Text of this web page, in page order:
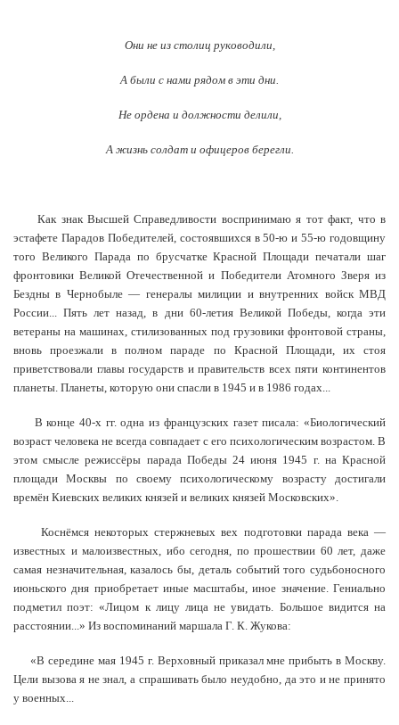
Они не из столиц руководили,
А были с нами рядом в эти дни.
Не ордена и должности делили,
А жизнь солдат и офицеров берегли.
Как знак Высшей Справедливости воспринимаю я тот факт, что в
эстафете Парадов Победителей, состоявшихся в 50-ю и 55-ю годовщину
того Великого Парада по брусчатке Красной Площади печатали шаг
фронтовики Великой Отечественной и Победители Атомного Зверя из
Бездны в Чернобыле — генералы милиции и внутренних войск МВД
России... Пять лет назад, в дни 60-летия Великой Победы, когда эти
ветераны на машинах, стилизованных под грузовики фронтовой страны,
вновь проезжали в полном параде по Красной Площади, их стоя
приветствовали главы государств и правительств всех пяти континентов
планеты. Планеты, которую они спасли в 1945 и в 1986 годах...
В конце 40-х гг. одна из французских газет писала: «Биологический
возраст человека не всегда совпадает с его психологическим возрастом. В
этом смысле режиссёры парада Победы 24 июня 1945 г. на Красной
площади Москвы по своему психологическому возрасту достигали
времён Киевских великих князей и великих князей Московских».
Коснёмся некоторых стержневых вех подготовки парада века —
известных и малоизвестных, ибо сегодня, по прошествии 60 лет, даже
самая незначительная, казалось бы, деталь событий того судьбоносного
июньского дня приобретает иные масштабы, иное значение. Гениально
подметил поэт: «Лицом к лицу лица не увидать. Большое видится на
расстоянии...» Из воспоминаний маршала Г. К. Жукова:
«В середине мая 1945 г. Верховный приказал мне прибыть в Москву.
Цели вызова я не знал, а спрашивать было неудобно, да это и не принято
у военных...